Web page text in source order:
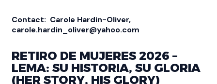
Contact: Carole Hardin-Oliver,
carole.hardin_oliver@yahoo.com
RETIRO DE MUJERES 2026 –
LEMA: SU HISTORIA, SU GLORIA
(HER STORY, HIS GLORY)